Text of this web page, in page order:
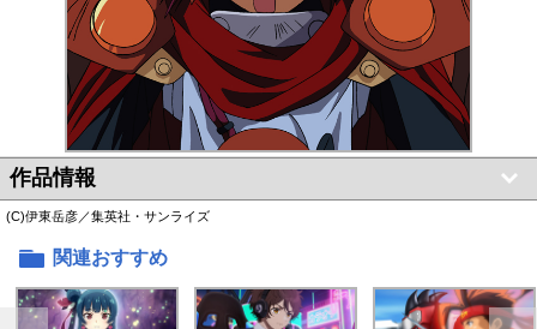
作品情報
(C)伊東岳彦／集英社・サンライズ
関連おすすめ